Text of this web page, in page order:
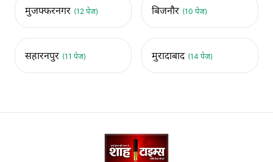
मुजफ्फरनगर (12 पेज) बिजनौर (10 पेज)
सहारनपुर (11 पेज) मुरादाबाद (14 पेज)